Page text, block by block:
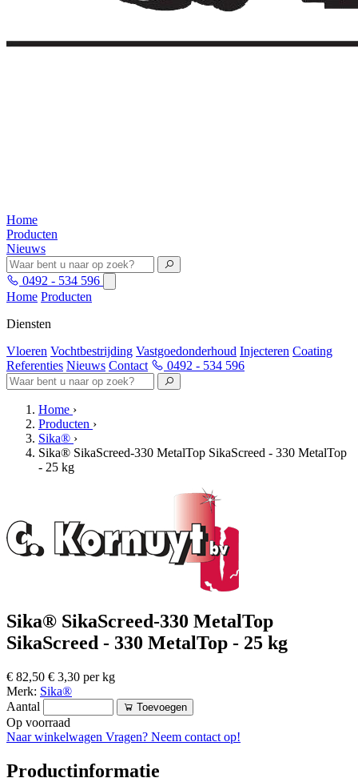
Home
Producten
Nieuws
0492 - 534 596
Home Producten
Diensten
Vloeren Vochtbestrijding Vastgoedonderhoud Injecteren Coating
Referenties Nieuws Contact 0492 - 534 596
Home ›
Producten ›
Sika® ›
Sika® SikaScreed-330 MetalTop SikaScreed - 330 MetalTop
- 25 kg
Sika® SikaScreed-330 MetalTop
SikaScreed - 330 MetalTop - 25 kg
€ 82,50 € 3,30 per kg
Merk: Sika®
Aantal
Toevoegen
Op voorraad
Naar winkelwagen Vragen? Neem contact op!
Productinformatie